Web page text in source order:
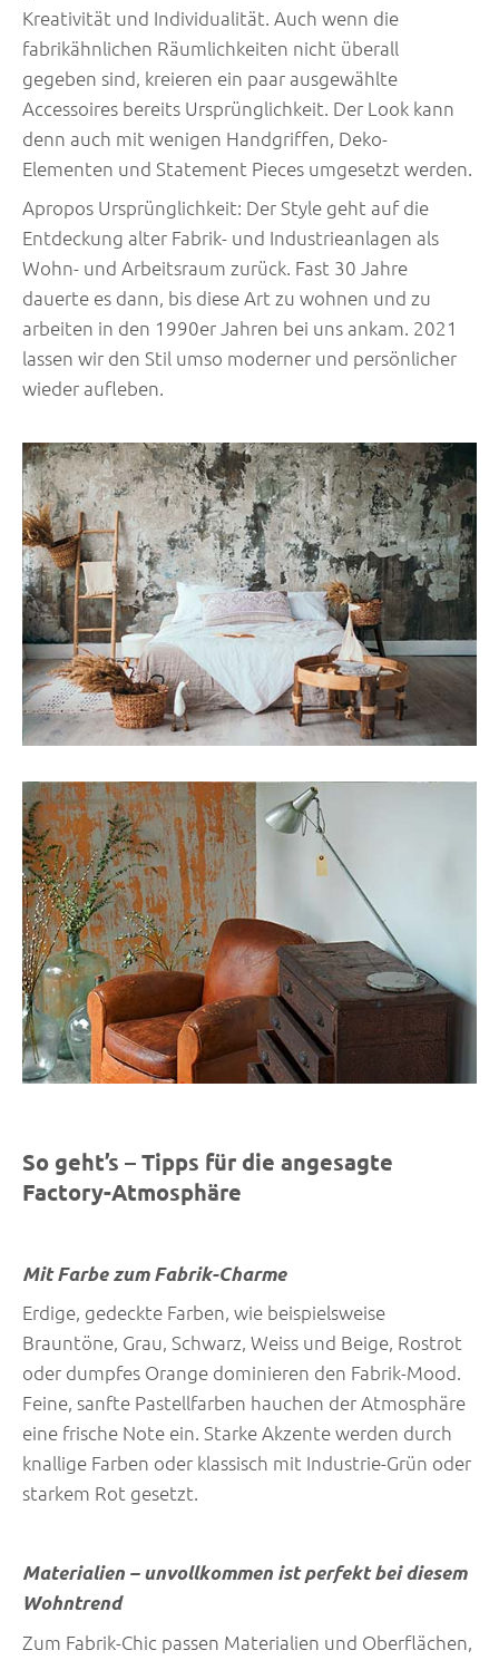
Kreativität und Individualität. Auch wenn die
fabrikähnlichen Räumlichkeiten nicht überall
gegeben sind, kreieren ein paar ausgewählte
Accessoires bereits Ursprünglichkeit. Der Look kann
denn auch mit wenigen Handgriffen, Deko-
Elementen und Statement Pieces umgesetzt werden.
Apropos Ursprünglichkeit: Der Style geht auf die
Entdeckung alter Fabrik- und Industrieanlagen als
Wohn- und Arbeitsraum zurück. Fast 30 Jahre
dauerte es dann, bis diese Art zu wohnen und zu
arbeiten in den 1990er Jahren bei uns ankam. 2021
lassen wir den Stil umso moderner und persönlicher
wieder aufleben.
So geht’s – Tipps für die angesagte
Factory-Atmosphäre
Mit Farbe zum Fabrik-Charme
Erdige, gedeckte Farben, wie beispielsweise
Brauntöne, Grau, Schwarz, Weiss und Beige, Rostrot
oder dumpfes Orange dominieren den Fabrik-Mood.
Feine, sanfte Pastellfarben hauchen der Atmosphäre
eine frische Note ein. Starke Akzente werden durch
knallige Farben oder klassisch mit Industrie-Grün oder
starkem Rot gesetzt.
Materialien – unvollkommen ist perfekt bei diesem
Wohntrend
Zum Fabrik-Chic passen Materialien und Oberflächen,